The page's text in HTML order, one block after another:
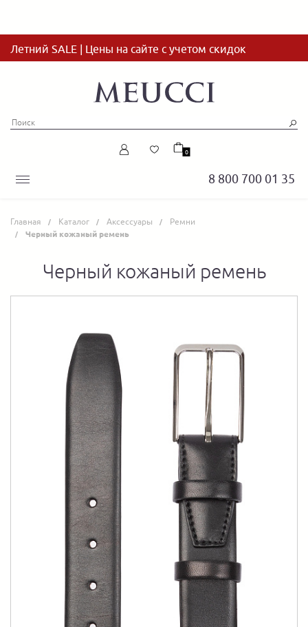
Летний SALE | Цены на сайте с учетом скидок
8 800 700 01 35
0
Главная Каталог Аксессуары Ремни
Черный кожаный ремень
Черный кожаный ремень